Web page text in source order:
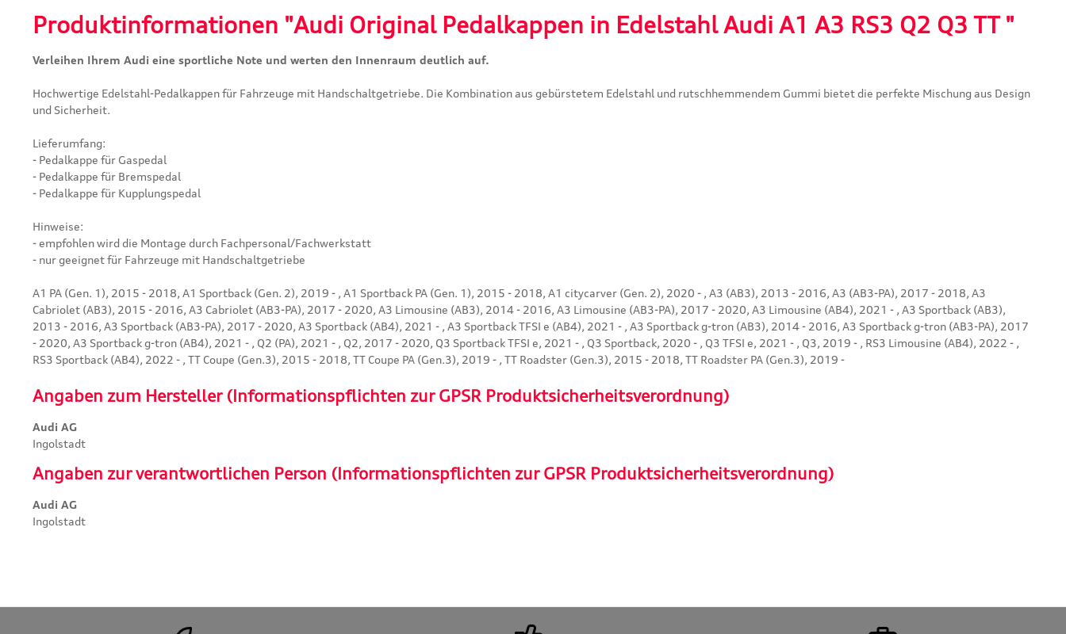
Produktinformationen "Audi Original Pedalkappen in Edelstahl Audi A1 A3 RS3 Q2 Q3 TT "
Verleihen Ihrem Audi eine sportliche Note und werten den Innenraum deutlich auf.
Hochwertige Edelstahl-Pedalkappen für Fahrzeuge mit Handschaltgetriebe. Die Kombination aus gebürstetem Edelstahl und rutschhemmendem Gummi bietet die perfekte Mischung aus Design
und Sicherheit.
Lieferumfang:
- Pedalkappe für Gaspedal
- Pedalkappe für Bremspedal
- Pedalkappe für Kupplungspedal
Hinweise:
- empfohlen wird die Montage durch Fachpersonal/Fachwerkstatt
- nur geeignet für Fahrzeuge mit Handschaltgetriebe
A1 PA (Gen. 1), 2015 - 2018, A1 Sportback (Gen. 2), 2019 - , A1 Sportback PA (Gen. 1), 2015 - 2018, A1 citycarver (Gen. 2), 2020 - , A3 (AB3), 2013 - 2016, A3 (AB3-PA), 2017 - 2018, A3
Cabriolet (AB3), 2015 - 2016, A3 Cabriolet (AB3-PA), 2017 - 2020, A3 Limousine (AB3), 2014 - 2016, A3 Limousine (AB3-PA), 2017 - 2020, A3 Limousine (AB4), 2021 - , A3 Sportback (AB3),
2013 - 2016, A3 Sportback (AB3-PA), 2017 - 2020, A3 Sportback (AB4), 2021 - , A3 Sportback TFSI e (AB4), 2021 - , A3 Sportback g-tron (AB3), 2014 - 2016, A3 Sportback g-tron (AB3-PA), 2017
- 2020, A3 Sportback g-tron (AB4), 2021 - , Q2 (PA), 2021 - , Q2, 2017 - 2020, Q3 Sportback TFSI e, 2021 - , Q3 Sportback, 2020 - , Q3 TFSI e, 2021 - , Q3, 2019 - , RS3 Limousine (AB4), 2022 - ,
RS3 Sportback (AB4), 2022 - , TT Coupe (Gen.3), 2015 - 2018, TT Coupe PA (Gen.3), 2019 - , TT Roadster (Gen.3), 2015 - 2018, TT Roadster PA (Gen.3), 2019 -
Angaben zum Hersteller (Informationspflichten zur GPSR Produktsicherheitsverordnung)
Audi AG
Ingolstadt
Angaben zur verantwortlichen Person (Informationspflichten zur GPSR Produktsicherheitsverordnung)
Audi AG
Ingolstadt